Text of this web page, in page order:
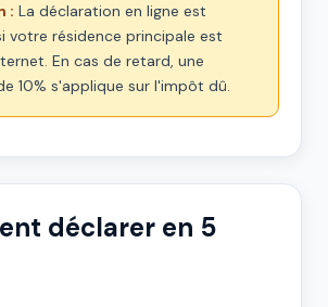
: La déclaration en ligne est
votre résidence principale est
En cas de retard, une
10% s'applique sur l'impôt dû.
déclarer en 5